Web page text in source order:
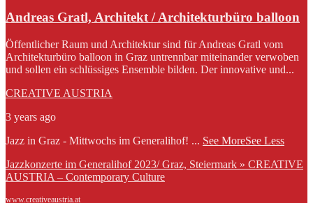
Andreas Gratl, Architekt / Architekturbüro balloon
Öffentlicher Raum und Architektur sind für Andreas Gratl vom
Architekturbüro balloon in Graz untrennbar miteinander verwoben
und sollen ein schlüssiges Ensemble bilden. Der innovative und...
CREATIVE AUSTRIA
3 years ago
Jazz in Graz - Mittwochs im Generalihof! ... See MoreSee Less
Jazzkonzerte im Generalihof 2023/ Graz, Steiermark » CREATIVE
AUSTRIA – Contemporary Culture
www.creativeaustria.at